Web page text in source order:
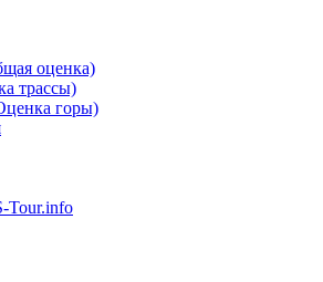
оценка)
трассы)
горы)
Tour.info